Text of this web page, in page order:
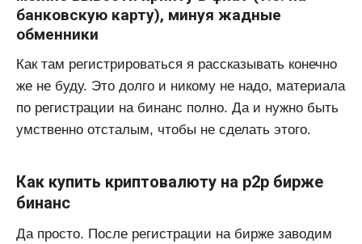
банковскую карту), минуя жадные
обменники
Как там регистрироваться я рассказывать конечно
же не буду. Это долго и никому не надо, материала
по регистрации на бинанс полно. Да и нужно быть
умственно отсталым, чтобы не сделать этого.
Как купить криптовалюту на p2p бирже
бинанс
Да просто. После регистрации на бирже заводим